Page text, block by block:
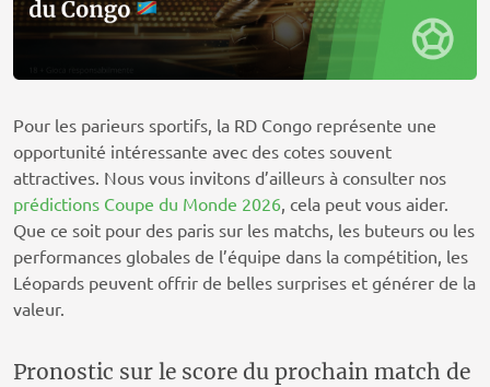
Pour les parieurs sportifs, la RD Congo représente une
opportunité intéressante avec des cotes souvent
attractives. Nous vous invitons d’ailleurs à consulter nos
prédictions Coupe du Monde 2026, cela peut vous aider.
Que ce soit pour des paris sur les matchs, les buteurs ou les
performances globales de l’équipe dans la compétition, les
Léopards peuvent offrir de belles surprises et générer de la
valeur.
Pronostic sur le score du prochain match de